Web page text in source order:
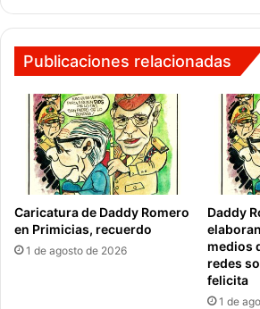
Publicaciones relacionadas
Caricatura de Daddy Romero
en Primicias, recuerdo
1 de agosto de 2026
Daddy
medios
redes
felicita
1 de